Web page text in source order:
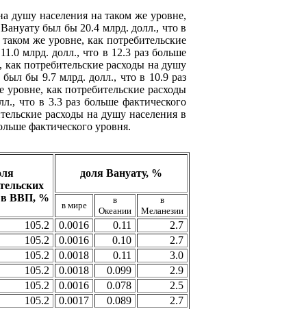
душу населения на таком же уровне,
был бы 20.4 млрд. долл., что в
же уровне, как потребительские
млрд. долл., что в 12.3 раз больше
потребительские расходы на душу
был бы 9.7 млрд. долл., что в 10.9 раз
как потребительские расходы
что в 3.3 раз больше фактического
расходы на душу населения в
фактического уровня.
в ВВП, %
доля Вануату, %
в мире
в
Океании
в
Меланезии
105.2 0.0016 0.11
2.7
105.2 0.0016 0.10
2.7
105.2 0.0018 0.11
3.0
105.2 0.0018 0.099
2.9
105.2 0.0016 0.078
2.5
105.2 0.0017 0.089
2.7